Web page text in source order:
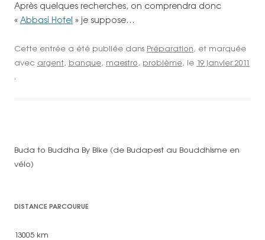
Après quelques recherches, on comprendra donc
« Abbasi Hotel » je suppose…
Cette entrée a été publiée dans Préparation, et marquée
avec argent, banque, maestro, problème, le 19 janvier 2011
.
Buda to Buddha By Bike (de Budapest au Bouddhisme en
vélo)
DISTANCE PARCOURUE
13005 km